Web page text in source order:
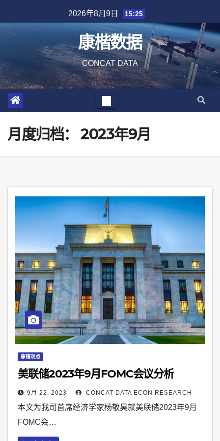
to
content
2026年8月9日 15:25
康楷数据
CONCAT DATA
月度归档： 2023年9月
康楷观点
美联储2023年9月FOMC会议分析
9月 22, 2023 CONCAT DATA ECON RESEARCH
本文为我司首席经济学家杨敬昊就美联储2023年9月
FOMC会…